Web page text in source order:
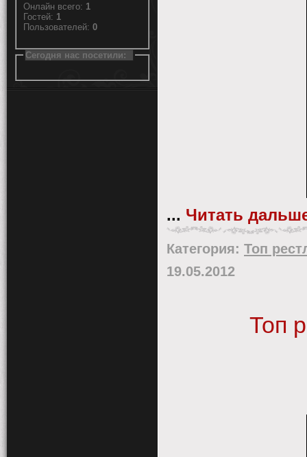
Онлайн всего: 1
Гостей: 1
Пользователей: 0
Сегодня нас посетили:
... Читать
Категория: Топ
19.05.2012
Топ